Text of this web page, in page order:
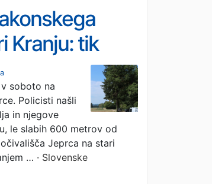
Kranju: tik
poklical
(FOTO)
soboto na
Policisti našli
in njegove
le slabih 600 metrov od
Jeprca na stari
… · Slovenske